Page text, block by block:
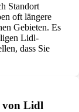
Standort
oft längere
Gebieten. Es
Lidl-
dass Sie
von Lidl